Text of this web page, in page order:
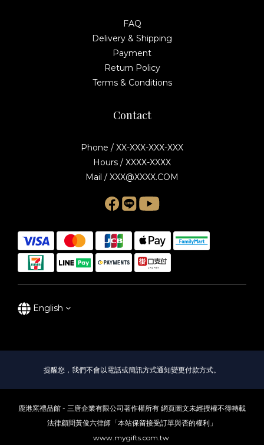
FAQ
Delivery & Shipping
Payment
Return Policy
Terms & Conditions
Contact
Phone / XX-XXX-XXX-XXX
Hours / XXXX-XXXX
Mail / XXX@XXXX.COM
English
提醒您，我們不會以電話或簡訊方式通知變更付款方式。
鹿港窯禮品館 - 三唐企業有限公司著作權所有 網頁圖文未經授權不得轉載
法律顧問黃俊六律師「本站保留接受訂單與否的權利」
www.mygifts.com.tw